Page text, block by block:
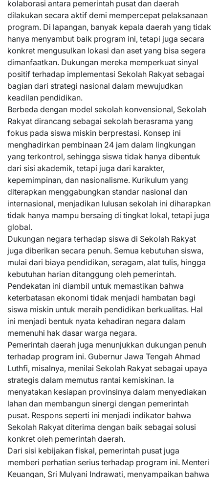
kolaborasi antara pemerintah pusat dan daerah
dilakukan secara aktif demi mempercepat pelaksanaan
program. Di lapangan, banyak kepala daerah yang tidak
hanya menyambut baik program ini, tetapi juga secara
konkret mengusulkan lokasi dan aset yang bisa segera
dimanfaatkan. Dukungan mereka memperkuat sinyal
positif terhadap implementasi Sekolah Rakyat sebagai
bagian dari strategi nasional dalam mewujudkan
keadilan pendidikan.
Berbeda dengan model sekolah konvensional, Sekolah
Rakyat dirancang sebagai sekolah berasrama yang
fokus pada siswa miskin berprestasi. Konsep ini
menghadirkan pembinaan 24 jam dalam lingkungan
yang terkontrol, sehingga siswa tidak hanya dibentuk
dari sisi akademik, tetapi juga dari karakter,
kepemimpinan, dan nasionalisme. Kurikulum yang
diterapkan menggabungkan standar nasional dan
internasional, menjadikan lulusan sekolah ini diharapkan
tidak hanya mampu bersaing di tingkat lokal, tetapi juga
global.
Dukungan negara terhadap siswa di Sekolah Rakyat
juga diberikan secara penuh. Semua kebutuhan siswa,
mulai dari biaya pendidikan, seragam, alat tulis, hingga
kebutuhan harian ditanggung oleh pemerintah.
Pendekatan ini diambil untuk memastikan bahwa
keterbatasan ekonomi tidak menjadi hambatan bagi
siswa miskin untuk meraih pendidikan berkualitas. Hal
ini menjadi bentuk nyata kehadiran negara dalam
memenuhi hak dasar warga negara.
Pemerintah daerah juga menunjukkan dukungan penuh
terhadap program ini. Gubernur Jawa Tengah Ahmad
Luthfi, misalnya, menilai Sekolah Rakyat sebagai upaya
strategis dalam memutus rantai kemiskinan. Ia
menyatakan kesiapan provinsinya dalam menyediakan
lahan dan membangun sinergi dengan pemerintah
pusat. Respons seperti ini menjadi indikator bahwa
Sekolah Rakyat diterima dengan baik sebagai solusi
konkret oleh pemerintah daerah.
Dari sisi kebijakan fiskal, pemerintah pusat juga
memberi perhatian serius terhadap program ini. Menteri
Keuangan, Sri Mulyani Indrawati, menyampaikan bahwa